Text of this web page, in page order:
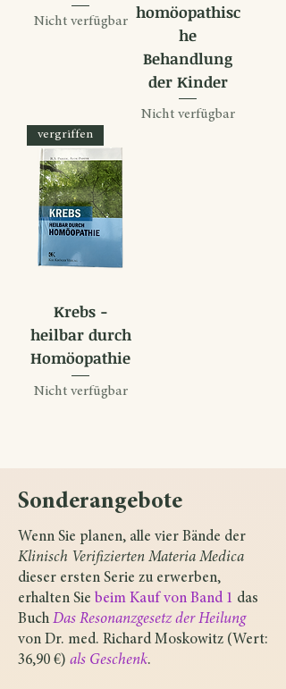
Nicht verfügbar homöopathisc
he
Behandlung
der Kinder
Nicht verfügbar
vergriffen
Krebs -
heilbar durch
Homöopathie
Nicht verfügbar
Sonderangebote
Wenn Sie planen, alle vier Bände der
Klinisch Verifizierten Materia Medica
dieser ersten Serie zu erwerben,
erhalten Sie beim Kauf von Band 1 das
Buch Das Resonanzgesetz der Heilung
von Dr. med. Richard Moskowitz (Wert:
36,90 €) als Geschenk.